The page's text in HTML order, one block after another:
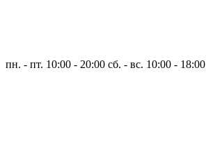
пн. - пт. 10:00 - 20:00 сб. - вс. 10:00 - 18:00